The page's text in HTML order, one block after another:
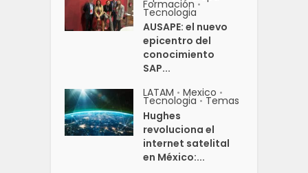
Formación •
Tecnologia
AUSAPE: el nuevo
epicentro del
conocimiento
SAP...
LATAM • Mexico •
Tecnologia • Temas
Hughes
revoluciona el
internet satelital
en México:...